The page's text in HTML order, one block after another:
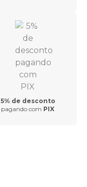
5% de desconto
pagando com PIX